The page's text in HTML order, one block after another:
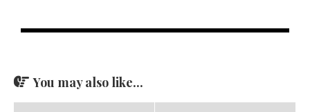
You may also like...